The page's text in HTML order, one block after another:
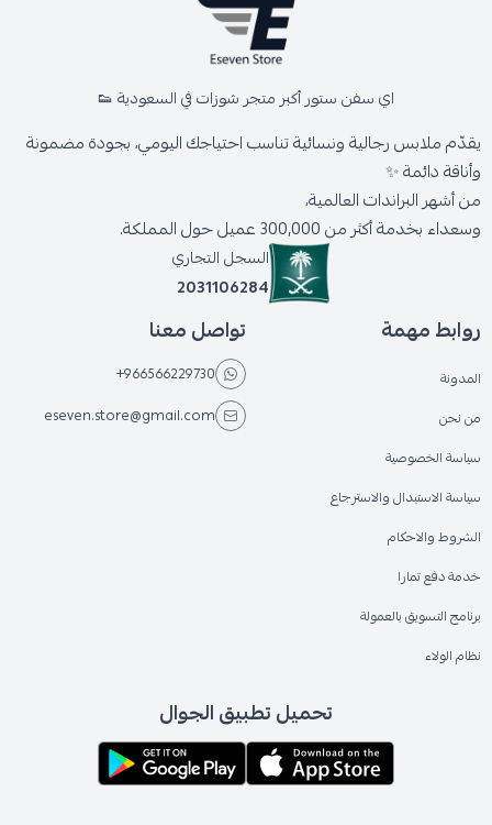
اي سفن ستور أكبر متجر شوزات في السعودية 👟
يقدّم ملابس رجالية ونسائية تناسب احتياجك اليومي، بجودة مضمونة
وأناقة دائمة ✨
من أشهر البراندات العالمية،
وسعداء بخدمة أكثر من 300,000 عميل حول المملكة.
السجل التجاري
2031106284
روابط مهمة
المدونة
من نحن
سياسة الخصوصية
سياسة الاستبدال والاسترجاع
الشروط والاحكام
خدمة دفع تمارا
برنامج التسويق بالعمولة
نظام الولاء
تواصل معنا
+966566229730
eseven.store@gmail.com
تحميل تطبيق الجوال